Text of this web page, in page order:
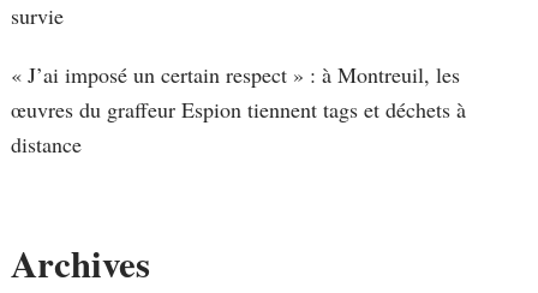
survie
« J’ai imposé un certain respect » : à Montreuil, les
œuvres du graffeur Espion tiennent tags et déchets à
distance
Archives